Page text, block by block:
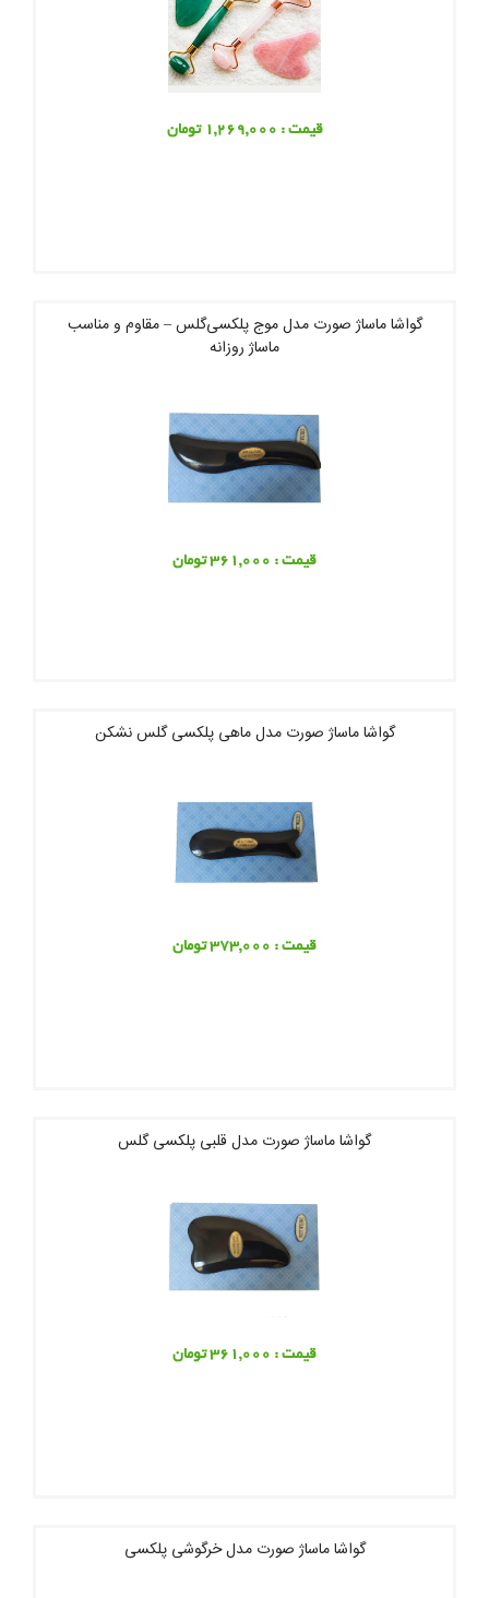
قیمت : 1,269,000 تومان
گواشا ماساژ صورت مدل موج پلکسی‌گلس – مقاوم و مناسب
ماساژ روزانه
قیمت : 361,000 تومان
گواشا ماساژ صورت مدل ماهی پلکسی گلس نشکن
قیمت : 373,000 تومان
گواشا ماساژ صورت مدل قلبی پلکسی گلس
قیمت : 361,000 تومان
گواشا ماساژ صورت مدل خرگوشی پلکسی